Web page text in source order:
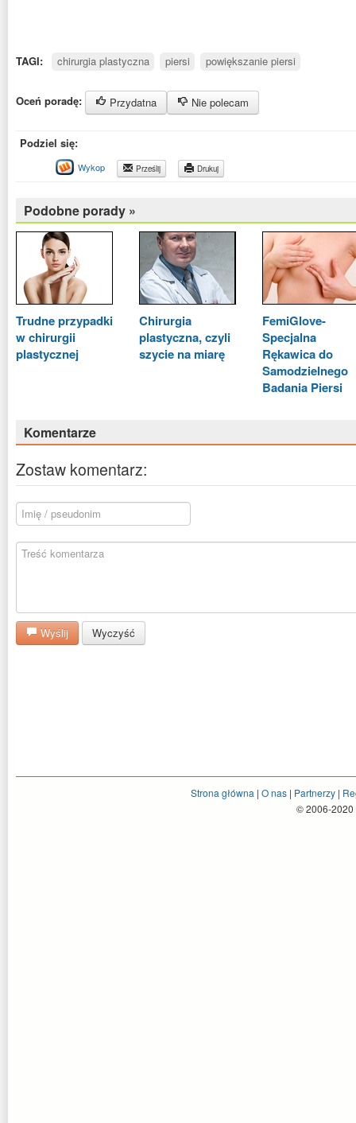
TAGI: chirurgia plastyczna piersi powiększanie piersi
Oceń poradę: Przydatna Nie polecam
Podziel się:
Wykop Prześlij Drukuj
Podobne porady »
Trudne przypadki
w chirurgii
plastycznej
Chirurgia
plastyczna, czyli
szycie na miarę
FemiGlove-
Specjalna
Rękawica do
Samodzielnego
Badania Piersi
Komentarze
Zostaw komentarz:
Wyślij Wyczyść
Strona główna | O nas| Partnerzy|
© 2006-2020